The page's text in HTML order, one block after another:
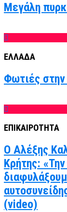
Μεγάλη
ΕΛΛΑΔΑ
Φωτιές
ΕΠΙΚΑΙΡΟΤΗΤΑ
Ο Αλέξης
Κρήτης:
(video)